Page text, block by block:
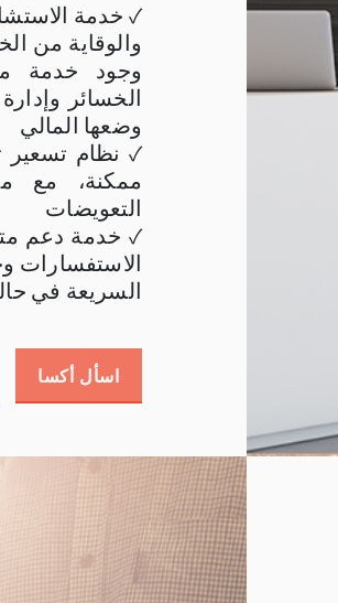
✓ خدمة
والوقاية من
وجود خدمة
الخسائر
وضعها المالي
✓ نظام
ممكنة، مع
التعويضات
✓ خدمة دعم
الاستفسارات
السريعة في
اسأل أكسا